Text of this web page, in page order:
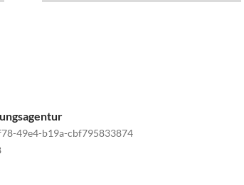
49e4-b19a-cbf795833874